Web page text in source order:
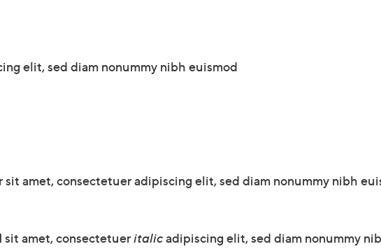
elit, sed diam nonummy nibh euismod
sit amet, consectetuer adipiscing elit, sed diam nonummy nibh
sit amet, consectetueritalicadipiscing elit, sed diam nonummy